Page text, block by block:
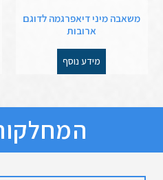
משאבה מיני דיאפרגמה לדוגם
ארובות
מידע נוסף